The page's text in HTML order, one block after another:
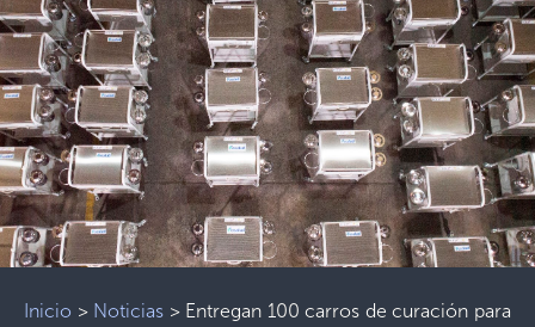
Inicio > Noticias > Entregan 100 carros de curación para